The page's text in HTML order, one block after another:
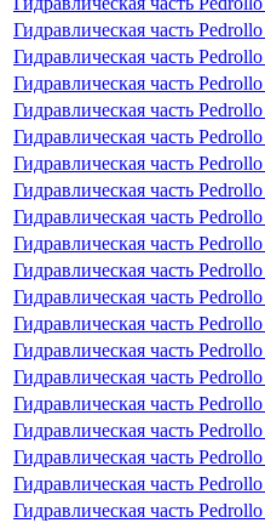
Гидравлическая часть
Гидравлическая часть
Гидравлическая часть
Гидравлическая часть
Гидравлическая часть
Гидравлическая часть
Гидравлическая часть
Гидравлическая часть
Гидравлическая часть
Гидравлическая часть
Гидравлическая часть
Гидравлическая часть
Гидравлическая часть
Гидравлическая часть
Гидравлическая часть
Гидравлическая часть
Гидравлическая часть
Гидравлическая часть
Гидравлическая часть